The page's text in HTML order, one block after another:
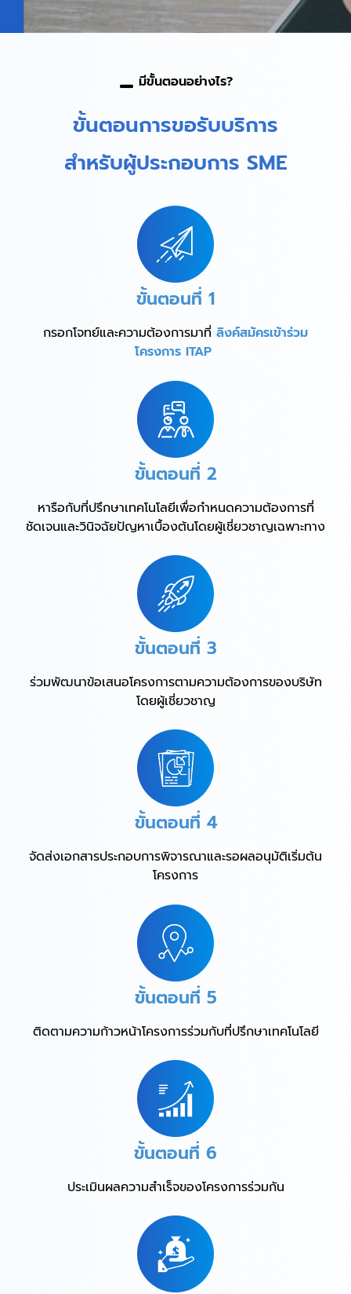
มีขั้นตอนอย่างไร?
ขั้นตอนการขอรับบริการ
สำหรับผู้ประกอบการ SME
ขั้นตอนที่ 1
กรอกโจทย์และความต้องการมาที่ ลิงค์สมัครเข้าร่วม
โครงการ ITAP
ขั้นตอนที่ 2
หารือกับที่ปรึกษาเทคโนโลยีเพื่อกำหนดความต้องการที่
ชัดเจนและวินิจฉัยปัญหาเบื้องต้นโดยผู้เชี่ยวชาญเฉพาะทาง
ขั้นตอนที่ 3
ร่วมพัฒนาข้อเสนอโครงการตามความต้องการของบริษัท
โดยผู้เชี่ยวชาญ
ขั้นตอนที่ 4
จัดส่งเอกสารประกอบการพิจารณาและรอผลอนุมัติเริ่มต้น
โครงการ
ขั้นตอนที่ 5
ติดตามความก้าวหน้าโครงการร่วมกับที่ปรึกษาเทคโนโลยี
ขั้นตอนที่ 6
ประเมินผลความสำเร็จของโครงการร่วมกัน